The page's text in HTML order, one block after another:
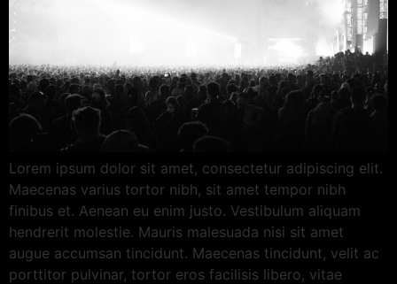
Lorem ipsum dolor sit amet, consectetur adipiscing elit.
Maecenas varius tortor nibh, sit amet tempor nibh
finibus et. Aenean eu enim justo. Vestibulum aliquam
hendrerit molestie. Mauris malesuada nisi sit amet
augue accumsan tincidunt. Maecenas tincidunt, velit ac
porttitor pulvinar, tortor eros facilisis libero, vitae